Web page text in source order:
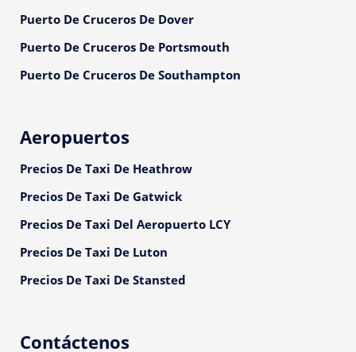
Puerto De Cruceros De Dover
Puerto De Cruceros De Portsmouth
Puerto De Cruceros De Southampton
Aeropuertos
Precios De Taxi De Heathrow
Precios De Taxi De Gatwick
Precios De Taxi Del Aeropuerto LCY
Precios De Taxi De Luton
Precios De Taxi De Stansted
Contáctenos